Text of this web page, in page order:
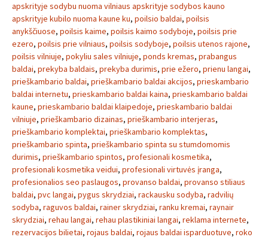
apskrityje sodybu nuoma vilniaus apskrityje sodybos kauno
apskrityje kubilo nuoma kaune ku, poilsio baldai, poilsis
anykščiuose, poilsis kaime, poilsis kaimo sodyboje, poilsis prie
ezero, poilsis prie vilniaus, poilsis sodyboje, poilsis utenos rajone,
poilsis vilniuje, pokyliu sales vilniuje, ponds kremas, prabangus
baldai, prekyba baldais, prekyba durimis, prie ežero, prienu langai,
prieškambario baldai, prieškambario baldai akcijos, prieskambario
baldai internetu, prieskambario baldai kaina, prieskambario baldai
kaune, prieskambario baldai klaipedoje, prieskambario baldai
vilniuje, prieškambario dizainas, prieškambario interjeras,
prieškambario komplektai, prieškambario komplektas,
prieškambario spinta, prieškambario spinta su stumdomomis
durimis, prieškambario spintos, profesionali kosmetika,
profesionali kosmetika veidui, profesionali virtuvės įranga,
profesionalios seo paslaugos, provanso baldai, provanso stiliaus
baldai, pvc langai, pygus skrydziai, rackausku sodyba, radvilių
sodyba, raguvos baldai, rainer skrydziai, ranku kremai, raynair
skrydziai, rehau langai, rehau plastikiniai langai, reklama internete,
rezervacijos bilietai, rojaus baldai, rojaus baldai isparduotuve, roko